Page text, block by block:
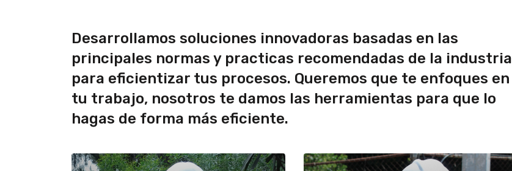
Desarrollamos soluciones innovadoras basadas en las
principales normas y practicas recomendadas de la industria
para eficientizar tus procesos. Queremos que te enfoques en
tu trabajo, nosotros te damos las herramientas para que lo
hagas de forma más eficiente.